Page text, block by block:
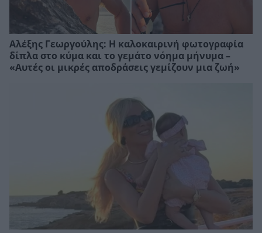
Αλέξης Γεωργούλης: Η καλοκαιρινή φωτογραφία
δίπλα στο κύμα και το γεμάτο νόημα μήνυμα –
«Αυτές οι μικρές αποδράσεις γεμίζουν μια ζωή»